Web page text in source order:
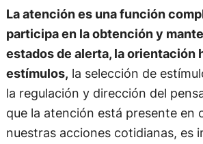
La atención es una función
participa en la obtención y
estados de alerta, la orientación
estímulos, la selección de
la regulación y dirección del
que la atención está presente en
nuestras acciones cotidianas, es